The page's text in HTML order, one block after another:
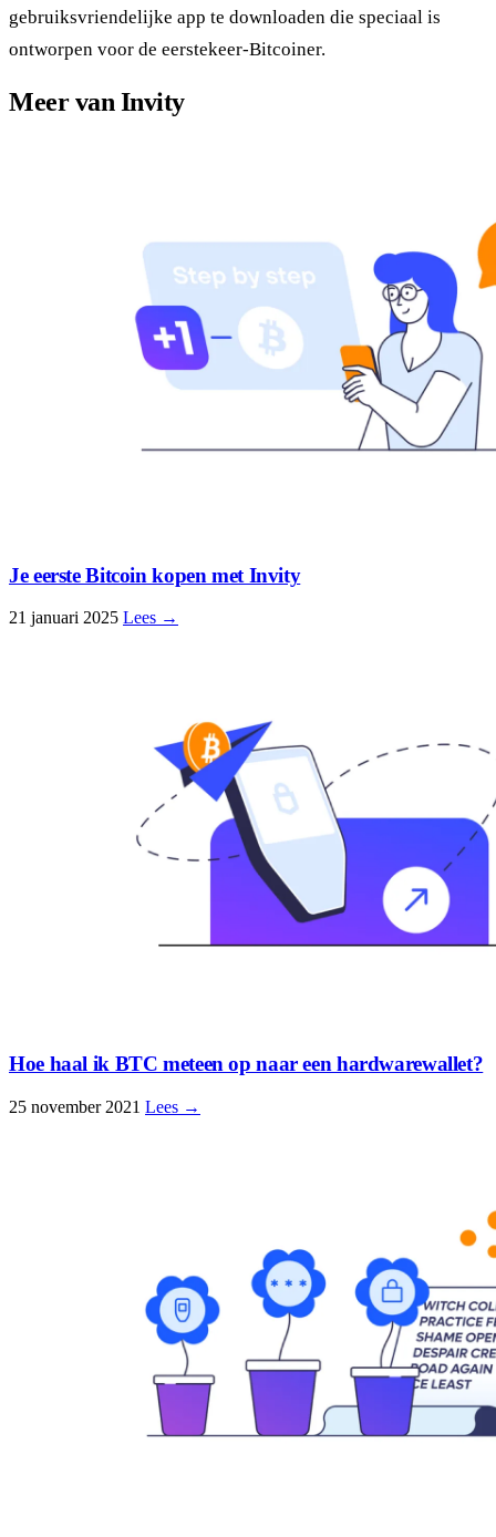
gebruiksvriendelijke app te downloaden die speciaal is
ontworpen voor de eerstekeer-Bitcoiner.
Meer van Invity
Je eerste Bitcoin kopen met Invity
21 januari 2025 Lees →
Hoe haal ik BTC meteen op naar een hardwarewallet?
25 november 2021 Lees →